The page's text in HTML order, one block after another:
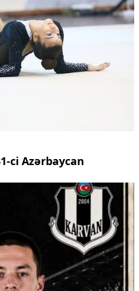
ci Azərbaycan